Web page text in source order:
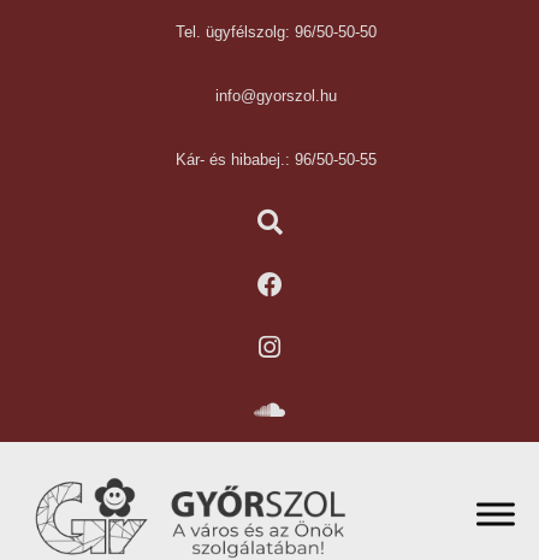
Tel. ügyfélszolg: 96/50-50-50
info@gyorszol.hu
Kár- és hibabej.: 96/50-50-55